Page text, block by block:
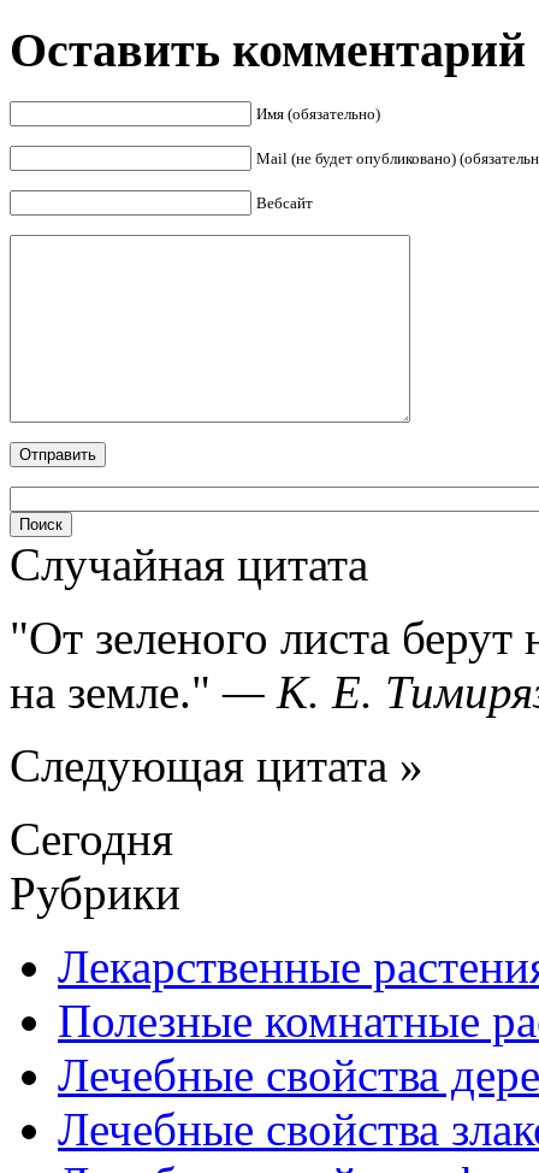
Оставить комментарий
Имя (обязательно)
Mail (не будет опубликовано)
Вебсайт
Случайная цитата
От зеленого листа
на земле.
— К. Е.
Следующая цитата »
Сегодня
Рубрики
Лекарственные
Полезные комнатные
Лечебные свойства
Лечебные свойства